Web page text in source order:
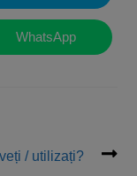
WhatsApp
/ utilizați?